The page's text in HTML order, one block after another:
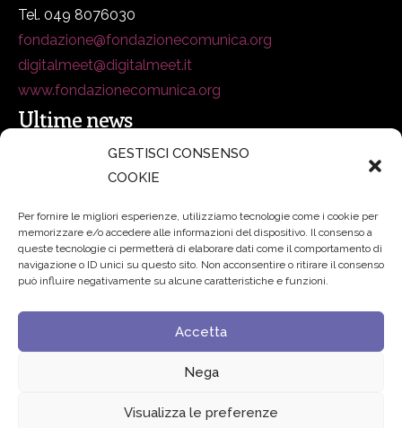
GESTISCI CONSENSO
COOKIE
Per fornire le migliori esperienze, utilizziamo tecnologie come i cookie per
memorizzare e/o accedere alle informazioni del dispositivo. Il consenso a
queste tecnologie ci permetterà di elaborare dati come il comportamento di
navigazione o ID unici su questo sito. Non acconsentire o ritirare il consenso
può influire negativamente su alcune caratteristiche e funzioni.
Accetta
Nega
Visualizza le preferenze
Tel. 049 8076030
fondazione@fondazionecomunica.org
digitalmeet@digitalmeet.it
www.fondazionecomunica.org
Ultime news
secsolutionforum 2026: è Bologna la nuova capitale
Padre Benanti: «Intelligenza artificiale? Contro i nuovi
algoritmi del potere serve una governance condivisa»
Edvance – Digital Education Hub Higher Education